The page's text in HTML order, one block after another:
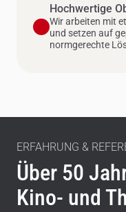
Hochwertige
Wir arbeiten mit
und setzen auf
normgerechte
ERFAHRUNG &
Über 50
Kino- und